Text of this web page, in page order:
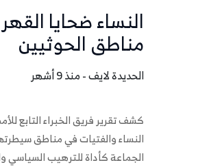
النساء ضحايا
مناطق الحوثيين
الحديدة لايف - منذ 9 أشهر
النساء والفتيات في مناطق
الجماعة كأداة للترهيب السياسي